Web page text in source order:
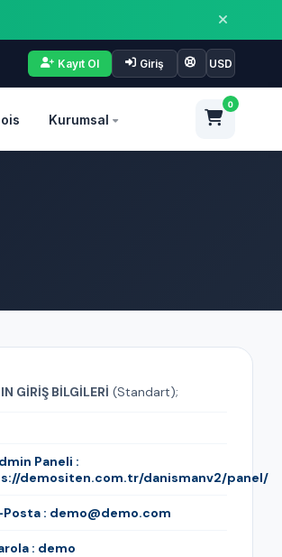
Kayıt Ol Giriş USD
Kurumsal
0
GİRİŞ BİLGİLERİ (Standart);
Paneli :
demositen.com.tr/danismanv2/panel/
Posta : demo@demo.com
: demo